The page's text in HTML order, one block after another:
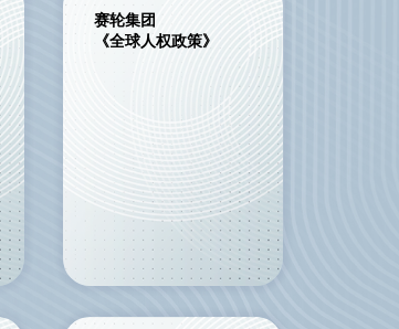
赛轮集团
《全球人权政策》